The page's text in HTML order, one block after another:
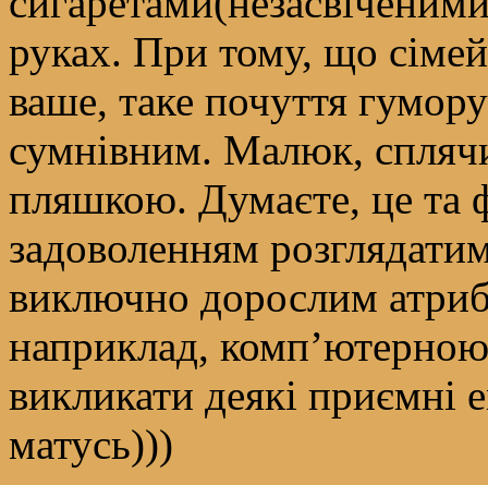
руках. При тому, що
ваше, таке почуття
сумнівним. Малюк,
пляшкою. Думаєте, це та
задоволенням
виключно дорослим
наприклад,
викликати деякі
матусь)))